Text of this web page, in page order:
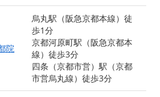
院
烏丸駅（阪急京都本線）徒
歩1分
京都河原町駅（阪急京都本
線）徒歩3分
四条（京都市営）駅（京都
市営烏丸線）徒歩3分